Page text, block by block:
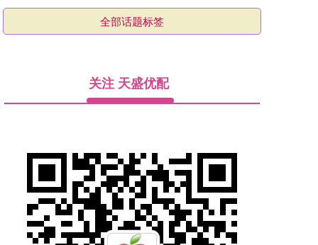
全部话题标签
关注 天盛优配